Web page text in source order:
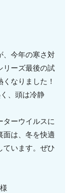
、今年の寒さ対
リーズ最後の試
なりました！
、頭は冷静
ターウイルスに
面は、冬を快適
ています。ぜひ